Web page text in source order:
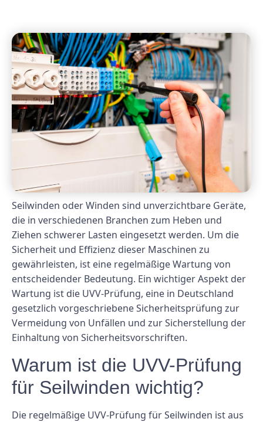
Seilwinden oder Winden sind unverzichtbare Geräte,
die in verschiedenen Branchen zum Heben und
Ziehen schwerer Lasten eingesetzt werden. Um die
Sicherheit und Effizienz dieser Maschinen zu
gewährleisten, ist eine regelmäßige Wartung von
entscheidender Bedeutung. Ein wichtiger Aspekt der
Wartung ist die UVV-Prüfung, eine in Deutschland
gesetzlich vorgeschriebene Sicherheitsprüfung zur
Vermeidung von Unfällen und zur Sicherstellung der
Einhaltung von Sicherheitsvorschriften.
Warum ist die UVV-Prüfung
für Seilwinden wichtig?
Die regelmäßige UVV-Prüfung für Seilwinden ist aus